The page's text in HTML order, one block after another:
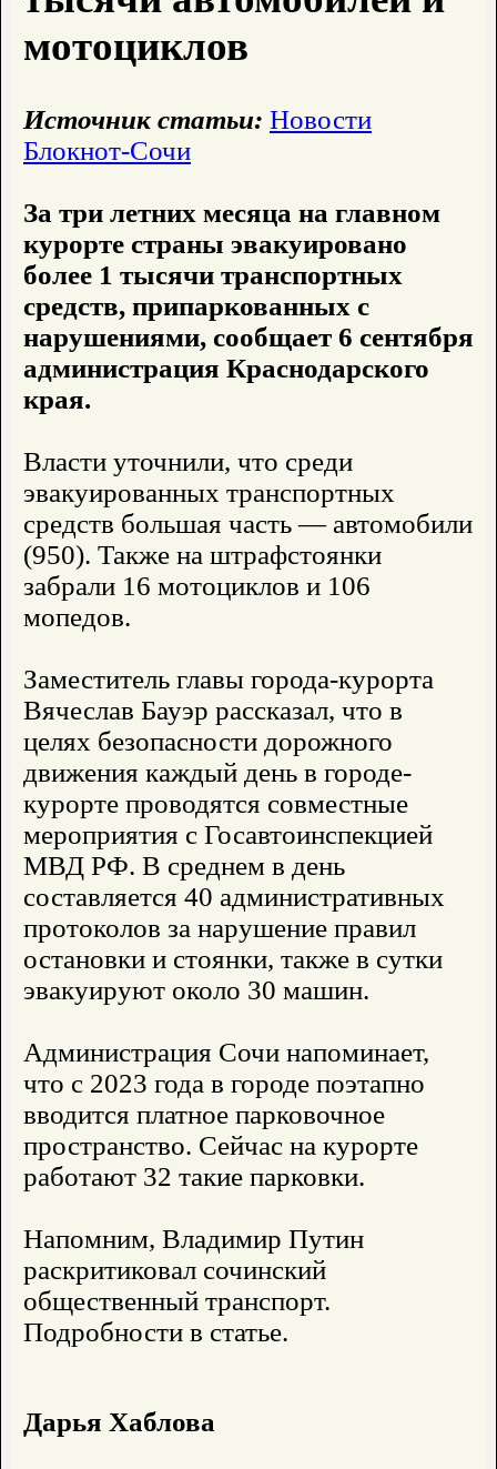
мотоциклов
Источник статьи: Новости
Блокнот-Сочи
За три летних месяца на главном
курорте страны эвакуировано
более 1 тысячи транспортных
средств, припаркованных с
нарушениями, сообщает 6 сентября
администрация Краснодарского
края.
Власти уточнили, что среди
эвакуированных транспортных
средств большая часть — автомобили
(950). Также на штрафстоянки
забрали 16 мотоциклов и 106
мопедов.
Заместитель главы города-курорта
Вячеслав Бауэр рассказал, что в
целях безопасности дорожного
движения каждый день в городе-
курорте проводятся совместные
мероприятия с Госавтоинспекцией
МВД РФ. В среднем в день
составляется 40 административных
протоколов за нарушение правил
остановки и стоянки, также в сутки
эвакуируют около 30 машин.
Администрация Сочи напоминает,
что с 2023 года в городе поэтапно
вводится платное парковочное
пространство. Сейчас на курорте
работают 32 такие парковки.
Напомним, Владимир Путин
раскритиковал сочинский
общественный транспорт.
Подробности в статье.
Дарья Хаблова